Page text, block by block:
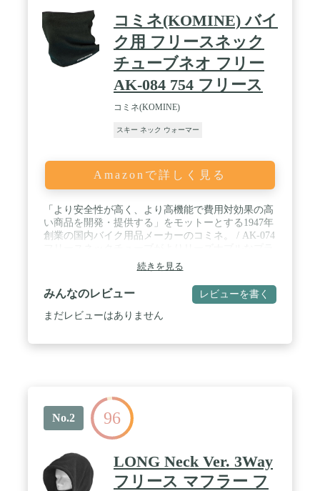
コミネ(KOMINE) バイ
ク用 フリースネック
チューブネオ フリー
AK-084 754 フリース
コミネ(KOMINE)
スキー ネック ウォーマー
Amazonで詳しく見る
「より安全性が高く、より高機能で費用対効果の高
い商品を開発・提供する」をモットーとする1947年
創業の国内バイク用品メーカーのコミネ。 / AK-074
イスで新登場。 / 肌触りのよいFreeスを使用したチ
ューブ型のネックウォーマー。 / シンプルで使い勝
手のよい防寒アイテムです。
続きを見る
みんなのレビュー レビューを書く
まだレビューはありません
No.2 96
LONG Neck Ver. 3Way
フリース マフラー フ